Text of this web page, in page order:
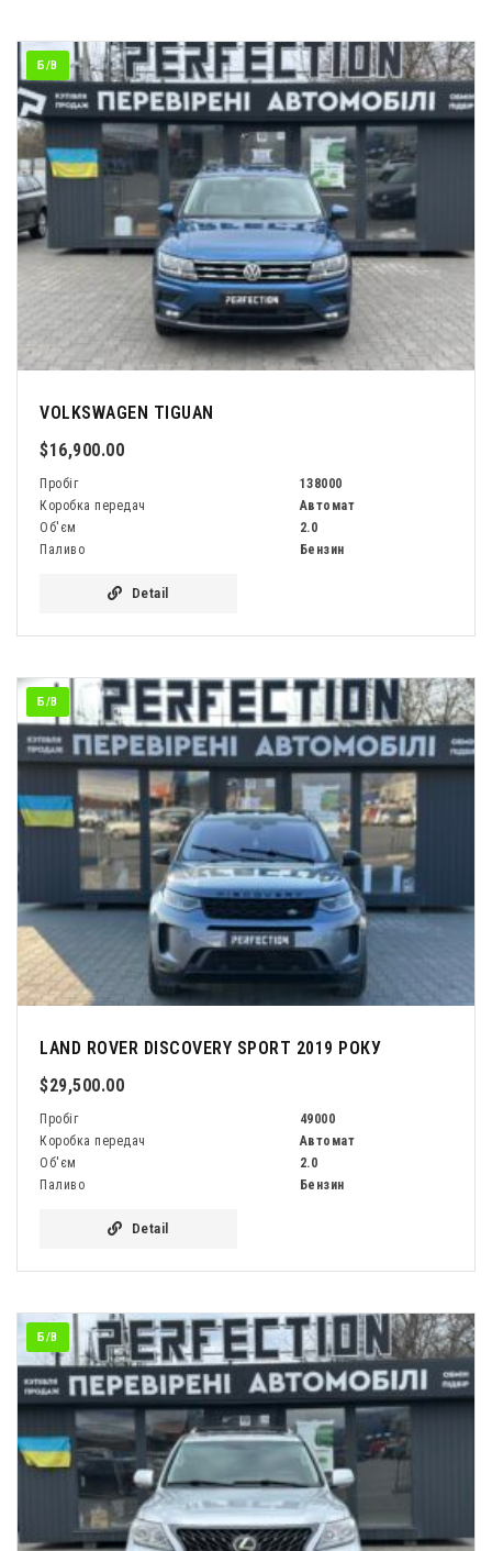
Б/В
VOLKSWAGEN TIGUAN
$16,900.00
Пробіг
138000
Коробка передач
Автомат
Об'єм
2.0
Паливо
Бензин
Detail
Б/В
LAND ROVER DISCOVERY SPORT 2019 РОКУ
$29,500.00
Пробіг
49000
Коробка передач
Автомат
Об'єм
2.0
Паливо
Бензин
Detail
Б/В